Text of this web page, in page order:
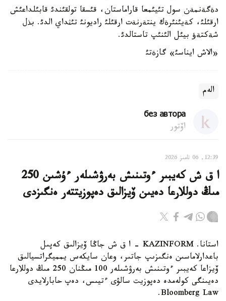
دةگةنمةن سول تئيئمعا قاراماستان، قئسقا تولقئندئ قابئلداعئش
ارقئلئ، كةيئنئرةك ينتةرنةت ارقئلئ راديونئ تئثداي الدئ. بذل
شةكتةؤ بيئل الئنئپ تاستالدئ.
«الاش ايناسئ» گازةتئ
الەم
без автора
اۆتور
12:39, 06 تامىز 2026
ا ق ش كەيبىر ءوتىنىش بەرۋشىلەر ءۇشىن 250
مىڭ دوللارعا دەيىن ۆيزالىق دەپوزيتتەر ەنگىزدى
استانا. KAZINFORM – ا ق ش جاڭا ۆيزالىق كەپىل
باعدارلاماسىن ەنگىزىپ جاتىر، وعان سايكەس يمميگراتسيالىق
ۆيزاعا كەيبىر ءوتىنىش بەرۋشىلەر 100 مىڭنان 250 مىڭ دوللارعا
دەيىنگى كولەمدە دەپوزيت سالۋى ءتيىس، دەپ حابارلايدى
Bloomberg Law.